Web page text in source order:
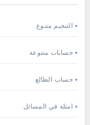
• التنجيم متنوع
• حسابات متنوعة
• حساب الطالع
• امثلة في المسائل